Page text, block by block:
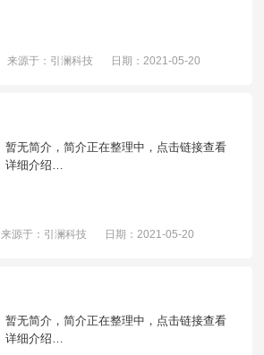
来源于：引澜科技 日期：2021-05-20
暂无简介，简介正在整理中，点击链接查看
详细介绍…
来源于：引澜科技 日期：2021-05-20
暂无简介，简介正在整理中，点击链接查看
详细介绍…